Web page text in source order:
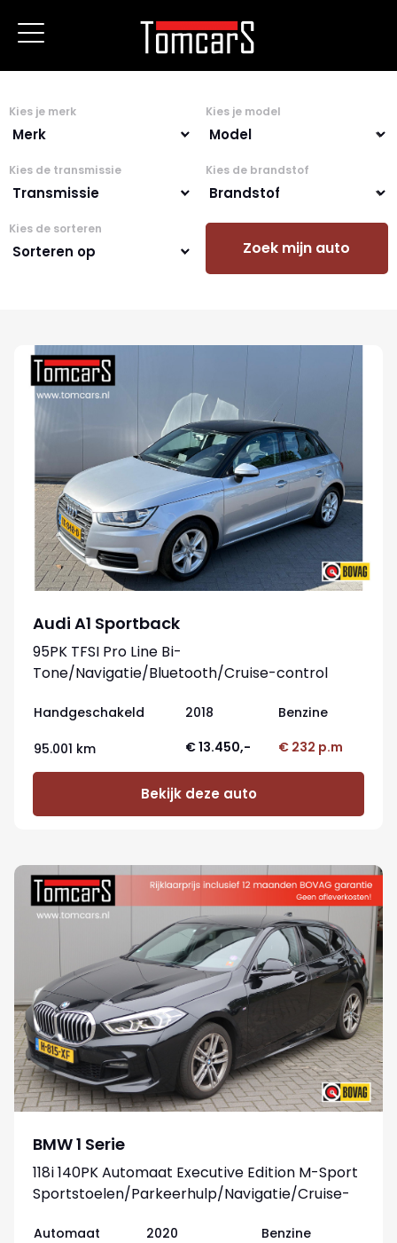
Kies je merk Kies je model
Kies de transmissie Kies de brandstof
Kies de sorteren
Zoek mijn auto
Audi A1 Sportback
95PK TFSI Pro Line Bi-
Tone/Navigatie/Bluetooth/Cruise-control
Handgeschakeld 2018 Benzine
95.001 km € 13.450,- € 232 p.m
Bekijk deze auto
BMW 1 Serie
118i 140PK Automaat Executive Edition M-Sport
Sportstoelen/Parkeerhulp/Navigatie/Cruise-
Automaat 2020 Benzine